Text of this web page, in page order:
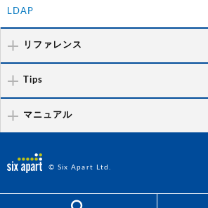
LDAP
リファレンス
Tips
マニュアル
© Six Apart Ltd.